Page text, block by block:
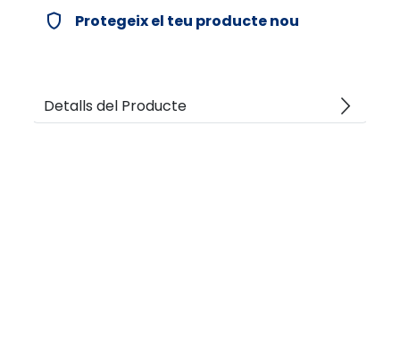
verified_user Protegeix el teu producte nou
Detalls del Producte arrow_forward_ios